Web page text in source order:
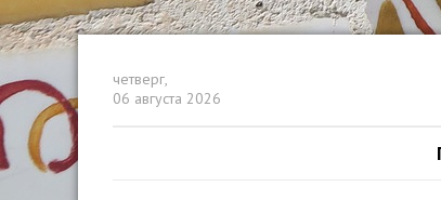
четверг,
06 августа 2026